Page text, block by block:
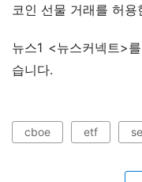
코인 선물 거래를 허용
뉴스1 <뉴스커넥트>
습니다.
cboe etf